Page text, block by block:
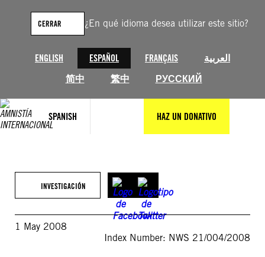
¿En qué idioma desea utilizar este sitio?
ENGLISH ESPAÑOL FRANÇAIS
العربية
简中
繁中 РУССКИЙ
CERRAR
SPANISH HAZ UN DONATIVO
contenido
INVESTIGACIÓN
1 May 2008
Index Number: NWS 21/004/2008